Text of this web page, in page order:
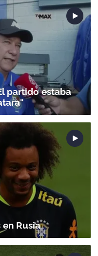
partido estaba
Rusia